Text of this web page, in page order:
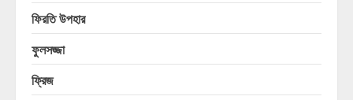
ফিরতি উপহার
ফুলসজ্জা
ফ্রিজ